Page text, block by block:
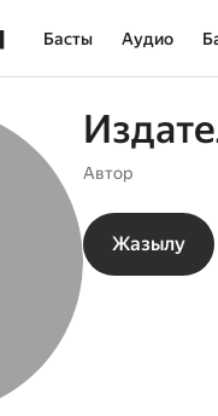
Басты Аудио
Автор
Жазылу